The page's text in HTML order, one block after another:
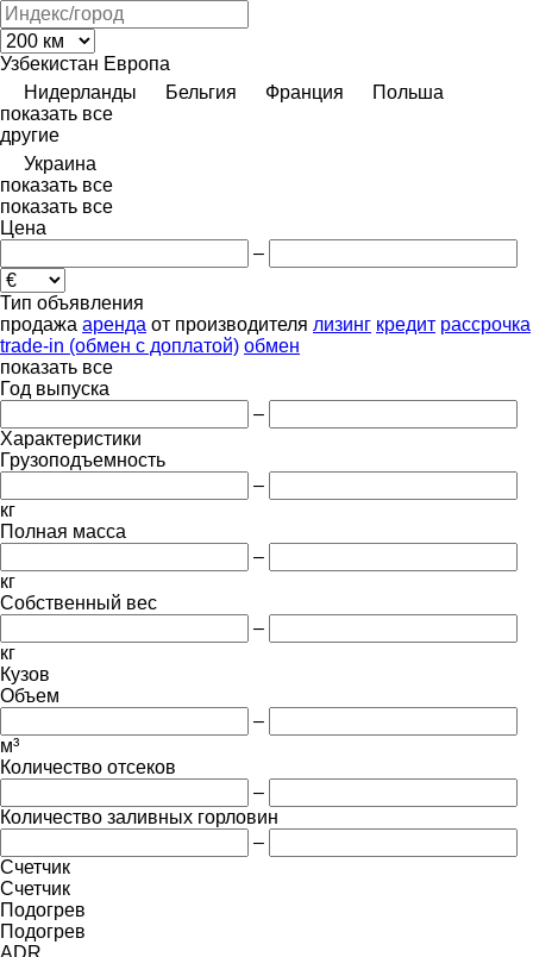
Узбекистан Европа
Нидерланды
Бельгия Франция
Польша
показать все
другие
Украина
показать все
показать все
Цена
–
Тип объявления
продажа аренда от производителя лизинг кредит рассрочка
trade-in (обмен с доплатой) обмен
показать все
Год выпуска
–
Характеристики
Грузоподъемность
–
кг
Полная масса
–
кг
Собственный вес
–
кг
Кузов
Объем
–
м³
Количество отсеков
–
Количество заливных горловин
–
Счетчик
Счетчик
Подогрев
Подогрев
ADR